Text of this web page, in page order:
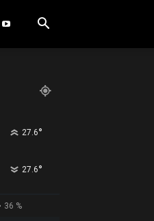
27.6°
27.6°
36 %